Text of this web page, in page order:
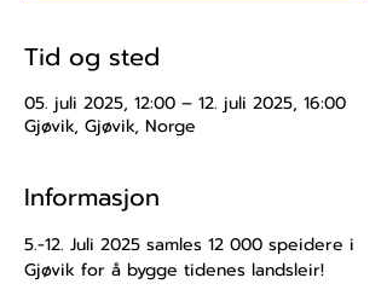
Tid og sted
05. juli 2025, 12:00 – 12. juli 2025, 16:00
Gjøvik, Gjøvik, Norge
Informasjon
5.-12. Juli 2025 samles 12 000 speidere i
Gjøvik for å bygge tidenes landsleir!